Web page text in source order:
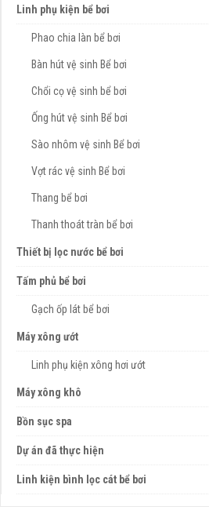
Linh phụ kiện bể bơi
Phao chia làn bể bơi
Bàn hút vệ sinh Bể bơi
Chổi cọ vệ sinh bể bơi
Ống hút vệ sinh Bể bơi
Sào nhôm vệ sinh Bể bơi
Vợt rác vệ sinh Bể bơi
Thang bể bơi
Thanh thoát tràn bể bơi
Thiết bị lọc nước bể bơi
Tấm phủ bể bơi
Gạch ốp lát bể bơi
Máy xông ướt
Linh phụ kiện xông hơi ướt
Máy xông khô
Bồn sục spa
Dự án đã thực hiện
Linh kiện bình lọc cát bể bơi